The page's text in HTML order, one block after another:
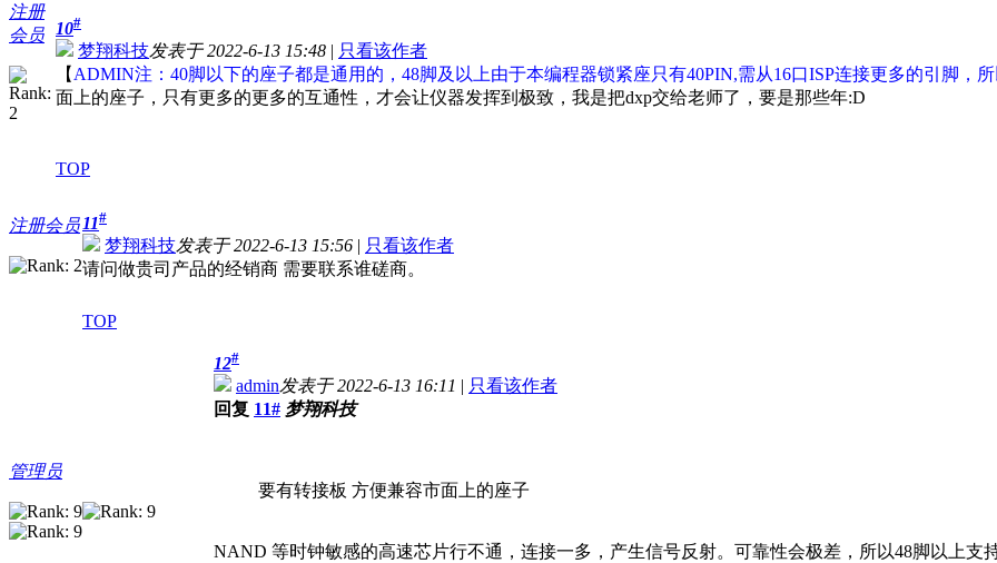
注册
会员
10#
梦翔科技发表于 2022-6-13 15:48 | 只看该作者
【 ADMIN注：40脚以下的座子都是通用的，48脚及以上由于本编程器锁紧座只有40PIN,需从16口ISP连接更多的引脚，
面上的座子，只有更多的更多的互通性，才会让仪器发挥到极致，我是把dxp交给老师了，要是那些年:D
TOP
注册会员 11#
梦翔科技发表于 2022-6-13 15:56 | 只看该作者
请问做贵司产品的经销商 需要联系谁磋商。
TOP
管理员
12#
admin发表于 2022-6-13 16:11 | 只看该作者
回复 11# 梦翔科技
要有转接板 方便兼容市面上的座子
NAND 等时钟敏感的高速芯片行不通，连接一多，产生信号反射。可靠性会极差，所以48脚以上支